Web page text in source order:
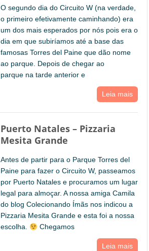
O segundo dia do Circuito W (na verdade,
o primeiro efetivamente caminhando) era
um dos mais esperados por nós pois era o
dia em que subiríamos até a base das
famosas Torres del Paine que dão nome
ao parque. Depois de chegar ao
parque na tarde anterior e
Leia mais
Puerto Natales – Pizzaria
Mesita Grande
Antes de partir para o Parque Torres del
Paine para fazer o Circuito W, passeamos
por Puerto Natales e procuramos um lugar
legal para almoçar. A nossa amiga Camila
do blog Colecionando Ímãs nos indicou a
Pizzaria Mesita Grande e esta foi a nossa
escolha.
Chegamos
Leia mais